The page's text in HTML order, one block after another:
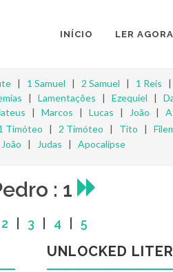
INÍCIO LER AGORA
| 1 Samuel | 2 Samuel | 1 Reis |
| Lamentações | Ezequiel |
| Marcos | Lucas | João |
Timóteo | 2 Timóteo | Tito |
| Judas | Apocalipse
: 1
2 3 4 5
UNLOCKED